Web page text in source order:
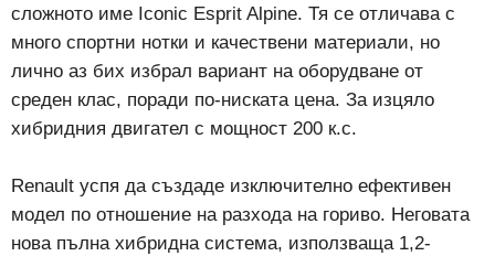
сложното име Iconic Esprit Alpine. Тя се отличава с
много спортни нотки и качествени материали, но
лично аз бих избрал вариант на оборудване от
среден клас, поради по-ниската цена. За изцяло
хибридния двигател с мощност 200 к.с.
Renault успя да създаде изключително ефективен
модел по отношение на разхода на гориво. Неговата
нова пълна хибридна система, използваща 1,2-